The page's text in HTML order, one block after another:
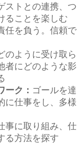
ストとの連携、つ
ることを楽しむ
任を負う。信頼で
のように受け取ら
者にどのような影
ーク： ゴールを達
に仕事をし、多様
事に取り組み、仕
る方法を探す